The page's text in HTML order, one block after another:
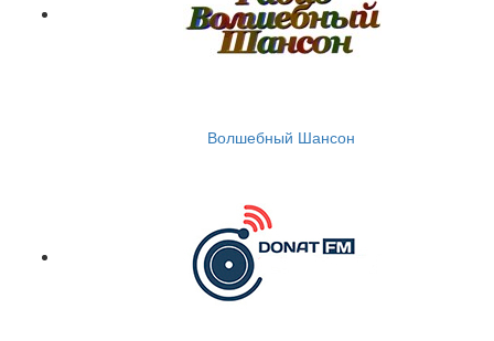
Волшебный Шансон